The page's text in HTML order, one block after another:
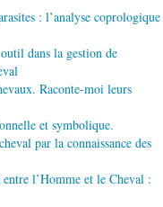
: l’analyse coprologique
dans la gestion de
Raconte-moi leurs
et symbolique.
par la connaissance des
l’Homme et le Cheval :